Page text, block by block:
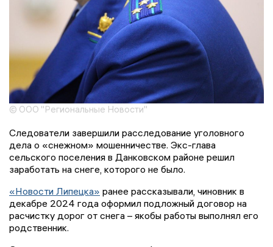
© ООО "Региональные Новости"
Следователи завершили расследование уголовного
дела о «снежном» мошенничестве. Экс-глава
сельского поселения в Данковском районе решил
заработать на снеге, которого не было.
«Новости Липецка» ранее рассказывали, чиновник в
декабре 2024 года оформил подложный договор на
расчистку дорог от снега – якобы работы выполнял его
родственник.